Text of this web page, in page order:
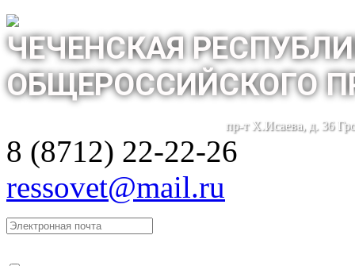
ЧЕЧЕНСКАЯ
ОБЩЕРОССИЙСКОГО
пр-т Х.Исаева, д. 36
8 (8712) 22-22-26
ressovet@mail.ru